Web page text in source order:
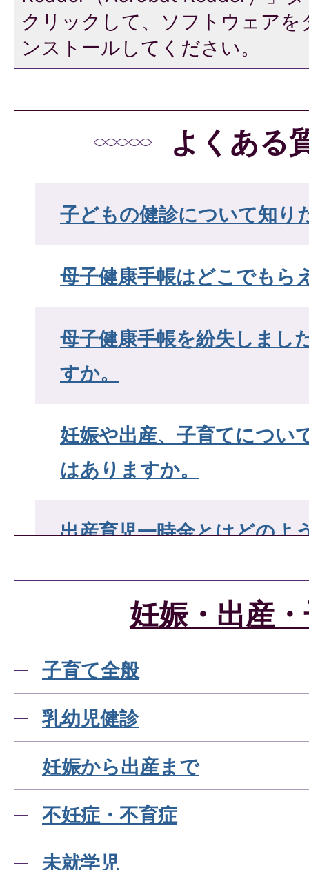
クリックして、ソフトウェア
ンストールしてください。
よくある
子どもの健診について知り
母子健康手帳はどこでもら
母子健康手帳を紛失しまし
すか。
妊娠や出産、子育てについ
はありますか。
出産育児一時金とはどのよ
妊婦の健診について教えて
妊娠・出産
子育て全般
乳幼児健診
妊娠から出産まで
不妊症・不育症
未就学児